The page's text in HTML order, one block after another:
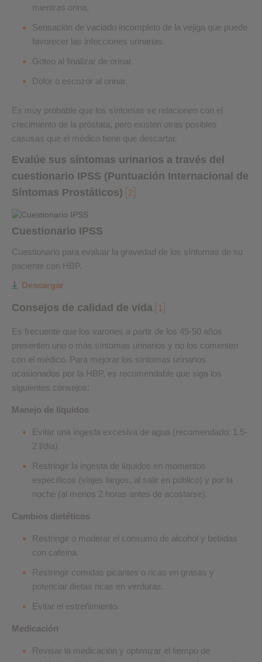
mientras orina,
Sensación de vaciado incompleto de la vejiga que puede
favorecer las infecciones urinarias.
Goteo al finalizar de orinar.
Dolor o escozor al orinar.
Es muy probable que los síntomas se relacionen con el
crecimiento de la próstata, pero existen otras posibles
casusas que el médico tiene que descartar.
Evalúe sus síntomas urinarios a través del
cuestionario IPSS (Puntuación Internacional de
Síntomas Prostáticos)
2
Cuestionario IPSS
Cuestionario para evaluar la gravedad de los síntomas de su
paciente con HBP.
Descargar
Consejos de calidad de vida 1
Es frecuente que los varones a partir de los 45-50 años
presenten uno o más síntomas urinarios y no los comenten
con el médico. Para mejorar los síntomas urinarios
ocasionados por la HBP, es recomendable que siga los
siguientes consejos:
Manejo de líquidos
Evitar una ingesta excesiva de agua (recomendado: 1.5-
2 l/día).
Restringir la ingesta de líquidos en momentos
específicos (viajes largos, al salir en público) y por la
noche (al menos 2 horas antes de acostarse).
Cambios dietéticos
Restringir o moderar el consumo de alcohol y bebidas
con cafeína.
Restringir comidas picantes o ricas en grasas y
potenciar dietas ricas en verduras.
Evitar el estreñimiento.
Medicación
Revisar la medicación y optimizar el tiempo de